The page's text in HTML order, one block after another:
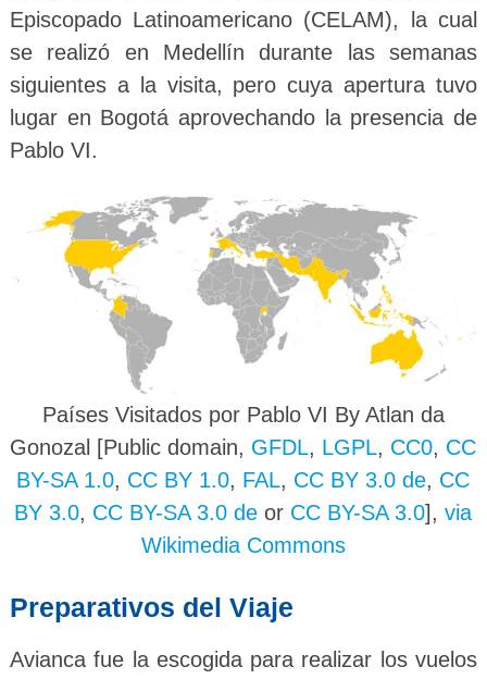
Episcopado Latinoamericano (CELAM), la cual
se realizó en Medellín durante las semanas
siguientes a la visita, pero cuya apertura tuvo
lugar en Bogotá aprovechando la presencia de
Pablo VI.
Países Visitados por Pablo VI By Atlan da
Gonozal [Public domain, GFDL, LGPL, CC0, CC
BY-SA 1.0, CC BY 1.0, FAL, CC BY 3.0 de, CC
BY 3.0, CC BY-SA 3.0 de or CC BY-SA 3.0],via
Wikimedia Commons
Preparativos del Viaje
Avianca fue la escogida para realizar los vuelos